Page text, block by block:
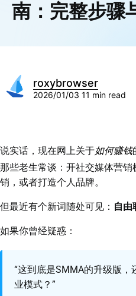
南：完整步骤
roxybrowser
2026/01/03 11 min read
说实话，现在网上关于如何赚钱
那些老生常谈：开社交媒体营
销，或者打造个人品牌。
但最近有个新词随处可见： 自由
如果你曾经疑惑：
“这到底是SMMA的升级版
业模式？”